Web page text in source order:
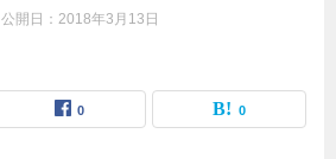
公開日： 2018年3月13日
0 0